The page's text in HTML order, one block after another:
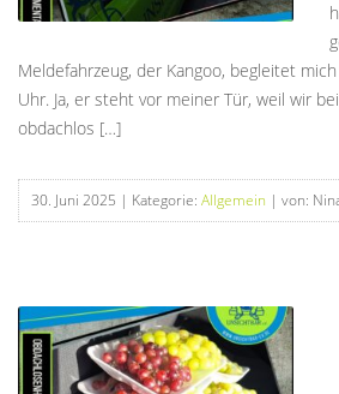
Meldefahrzeug, der Kangoo, begleitet
Uhr. Ja, er steht vor meiner Tür, weil wir
obdachlos […]
30. Juni 2025 | Kategorie: Allgemein | von: